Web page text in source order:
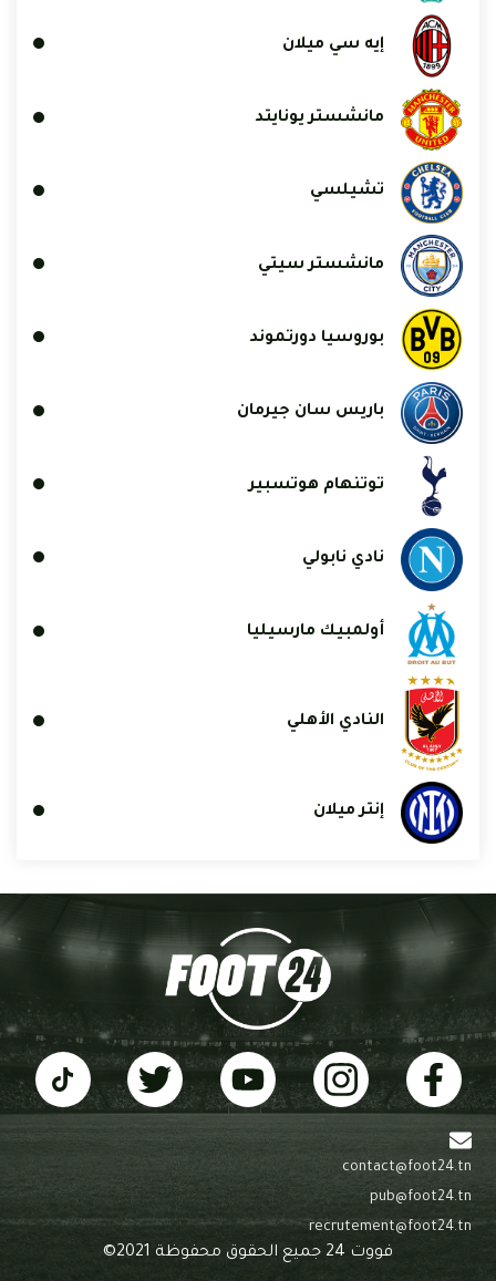
إيه سي ميلان
مانشستر يونايتد
تشيلسي
مانشستر سيتي
بوروسيا دورتموند
باريس سان جيرمان
توتنهام هوتسبير
نادي نابولي
أولمبيك مارسيليا
النادي الأهلي
إنتر ميلان
contact@foot24.tn
pub@foot24.tn
recrutement@foot24.tn
فووت 24 جميع الحقوق محفوظة 2021©